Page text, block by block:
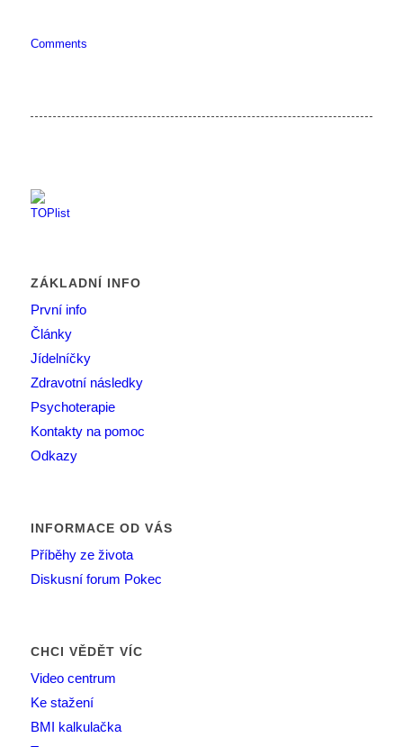
Comments
ZÁKLADNÍ INFO
První info
Články
Jídelníčky
Zdravotní následky
Psychoterapie
Kontakty na pomoc
Odkazy
INFORMACE OD VÁS
Příběhy ze života
Diskusní forum Pokec
CHCI VĚDĚT VÍC
Video centrum
Ke stažení
BMI kalkulačka